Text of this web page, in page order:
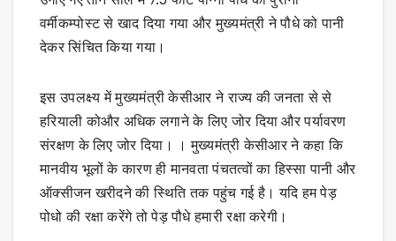
वर्मीकम्पोस्ट से खाद दिया गया और मुख्यमंत्री ने पौधे को पानी
देकर सिंचित किया गया।
इस उपलक्ष्य में मुख्यमंत्री केसीआर ने राज्य की जनता से से
हरियाली कोऔर अधिक लगाने के लिए जोर दिया और पर्यावरण
संरक्षण के लिए जोर दिया। । मुख्यमंत्री केसीआर ने कहा कि
मानवीय भूलों के कारण ही मानवता पंचतत्वों का हिस्सा पानी और
ऑक्सीजन खरीदने की स्थिति तक पहुंच गई है। यदि हम पेड़
पोधो की रक्षा करेंगे तो पेड़ पौधे हमारी रक्षा करेगी।